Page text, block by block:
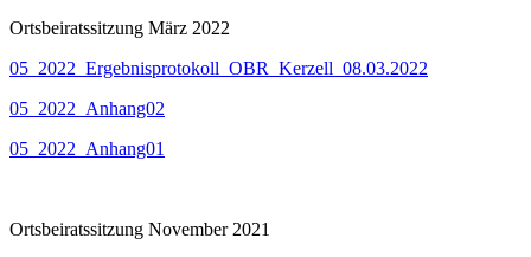
Ortsbeiratssitzung März 2022
05_2022_Ergebnisprotokoll_OBR_Kerzell_08.03.2022
05_2022_Anhang02
05_2022_Anhang01
Ortsbeiratssitzung November 2021